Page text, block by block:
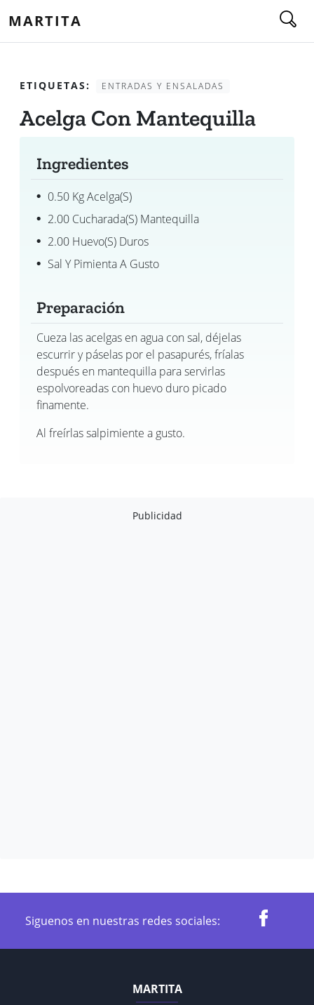
MARTITA
ETIQUETAS: ENTRADAS Y ENSALADAS
Acelga Con Mantequilla
Ingredientes
0.50 Kg Acelga(s)
2.00 Cucharada(s) Mantequilla
2.00 Huevo(s) Duros
Sal Y Pimienta A Gusto
Preparación
Cueza las acelgas en agua con sal, déjelas
escurrir y páselas por el pasapurés, fríalas
después en mantequilla para servirlas
espolvoreadas con huevo duro picado
finamente.
Al freírlas salpimiente a gusto.
Publicidad
Siguenos en nuestras redes sociales:
MARTITA